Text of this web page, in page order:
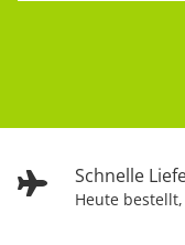
Schnelle
Heute